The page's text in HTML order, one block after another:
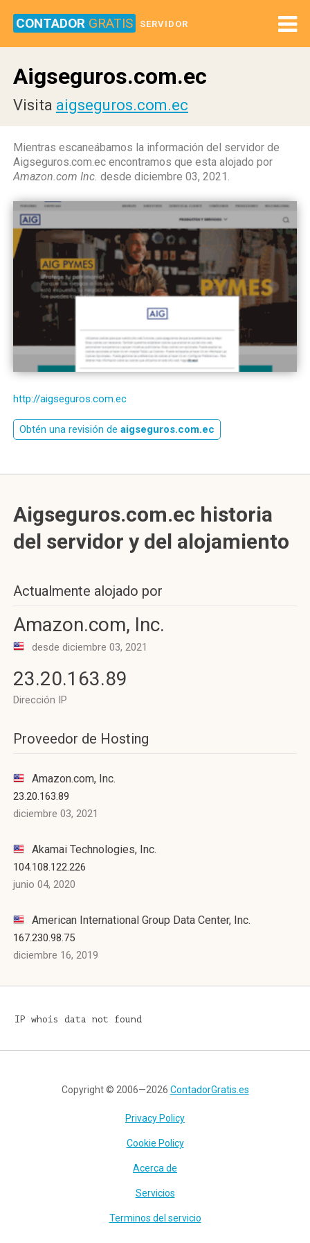
CONTADOR GRATIS SERVIDOR
Aigseguros.com.ec
Visita aigseguros.com.ec
Mientras escaneábamos la información del servidor de
Aigseguros.com.ec encontramos que esta alojado por
Amazon.com Inc. desde diciembre 03, 2021.
http://aigseguros.com.ec
Obtén una revisión de aigseguros.com.ec
Aigseguros.com.ec historia
del servidor y del alojamiento
Actualmente alojado por
Amazon.com, Inc.
desde diciembre 03, 2021
23.20.163.89
Dirección IP
Proveedor de Hosting
Amazon.com, Inc.
23.20.163.89
diciembre 03, 2021
Akamai Technologies, Inc.
104.108.122.226
junio 04, 2020
American International Group Data Center, Inc.
167.230.98.75
diciembre 16, 2019
IP whois data not found
Copyright © 2006—2026 ContadorGratis.es
Privacy Policy
Cookie Policy
Acerca de
Servicios
Terminos del servicio